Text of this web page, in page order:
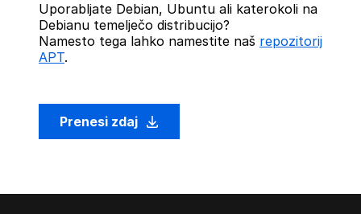
Uporabljate Debian, Ubuntu ali katerokoli na
Debianu temelječo distribucijo?
Namesto tega lahko namestite naš repozitorij
APT.
Prenesi zdaj